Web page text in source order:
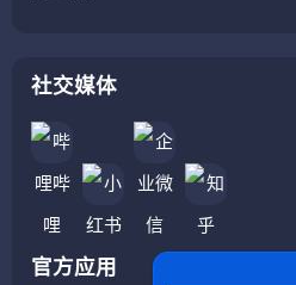
社交媒体
官方应用